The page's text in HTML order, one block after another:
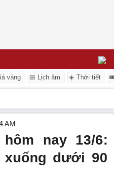
vàng 📅 Lịch âm ☀️ Thời tiết
AM
nay 13/6:
xuống dưới 90